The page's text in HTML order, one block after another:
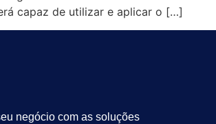
capaz de utilizar e aplicar o […]
negócio com as soluções